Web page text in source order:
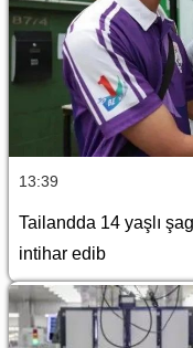
13:39
Tailandda 14 yaşlı
intihar edib